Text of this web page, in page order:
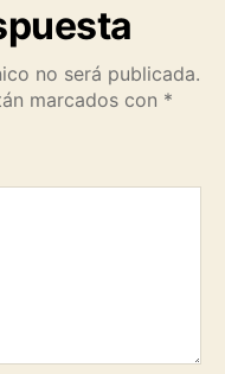
no será publicada.
marcados con *